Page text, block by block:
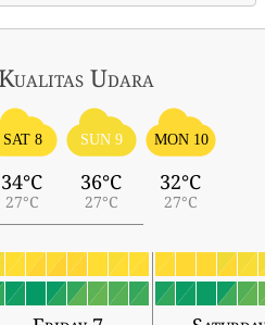
Udara
SAT 8
34°C
27°C
SUN 9
36°C
27°C
MON 10
32°C
27°C